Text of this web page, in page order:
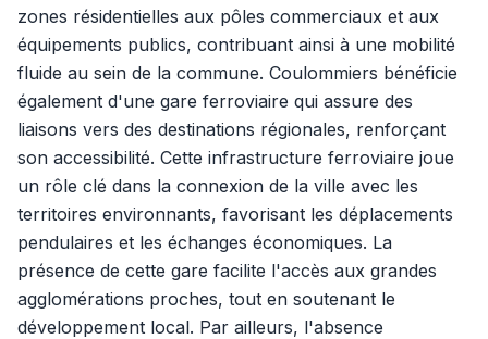
zones résidentielles aux pôles commerciaux et aux
équipements publics, contribuant ainsi à une mobilité
fluide au sein de la commune. Coulommiers bénéficie
également d'une gare ferroviaire qui assure des
liaisons vers des destinations régionales, renforçant
son accessibilité. Cette infrastructure ferroviaire joue
un rôle clé dans la connexion de la ville avec les
territoires environnants, favorisant les déplacements
pendulaires et les échanges économiques. La
présence de cette gare facilite l'accès aux grandes
agglomérations proches, tout en soutenant le
développement local. Par ailleurs, l'absence